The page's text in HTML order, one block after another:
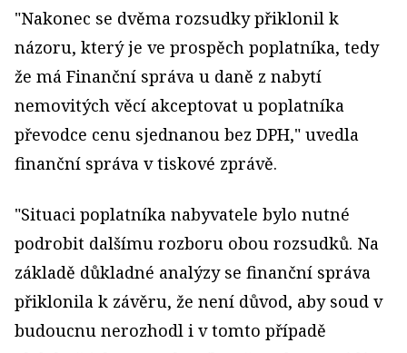
"Nakonec se dvěma rozsudky přiklonil k
názoru, který je ve prospěch poplatníka, tedy
že má Finanční správa u daně z nabytí
nemovitých věcí akceptovat u poplatníka
převodce cenu sjednanou bez DPH," uvedla
finanční správa v tiskové zprávě.
"Situaci poplatníka nabyvatele bylo nutné
podrobit dalšímu rozboru obou rozsudků. Na
základě důkladné analýzy se finanční správa
přiklonila k závěru, že není důvod, aby soud v
budoucnu nerozhodl i v tomto případě